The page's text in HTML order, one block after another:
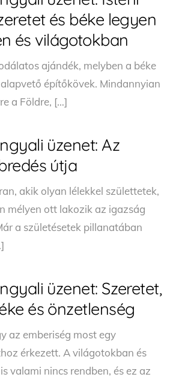
és béke legyen
és világotokban
ajándék, melyben a béke
építőkövek. Mindannyian
a Földre, […]
üzenet: Az
útja
akik olyan lélekkel születtetek,
mélyen ott lakozik az igazság
a születésetek pillanatában
üzenet: Szeretet,
és önzetlenség
az emberiség most egy
érkezett. A világotokban és
valami nincs rendben, és ez az